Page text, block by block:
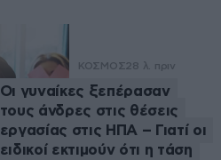
ΚΟΣΜΟΣ28 λ. πριν
Οι γυναίκες ξεπέρασαν
τους άνδρες στις θέσεις
εργασίας στις ΗΠΑ – Γιατί οι
ειδικοί εκτιμούν ότι η τάση